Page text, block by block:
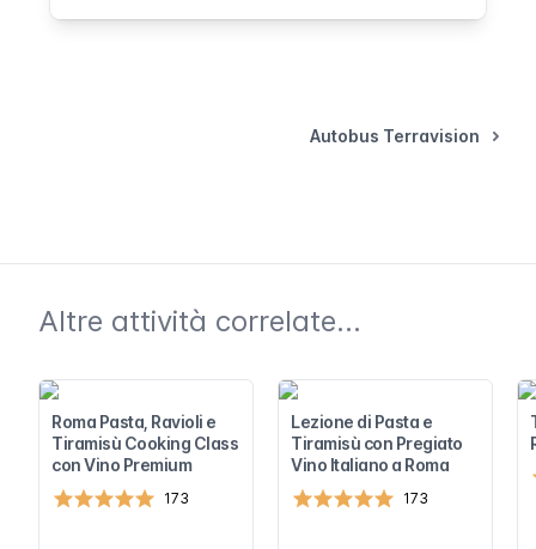
Autobus Terravision
Altre attività correlate...
Roma Pasta, Ravioli e
Tiramisù Cooking Class
con Vino Premium
173
Lezione di Pasta e
Tiramisù con Pregiato
Vino Italiano a Roma
173